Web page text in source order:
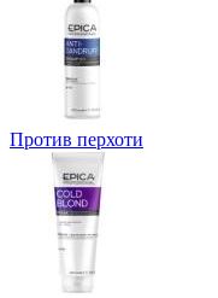
Против перхоти